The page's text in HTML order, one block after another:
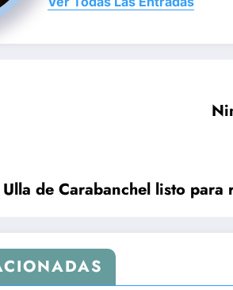
de Carabanchel listo